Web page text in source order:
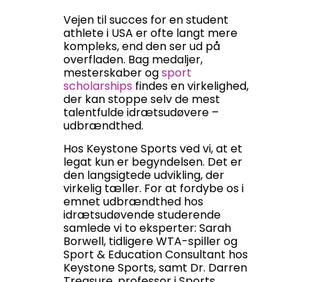
Vejen til succes for en student
athlete i USA er ofte langt mere
kompleks, end den ser ud på
overfladen. Bag medaljer,
mesterskaber ogsport
scholarships findes en virkelighed,
der kan stoppe selv de mest
talentfulde idrætsudøvere –
udbrændthed.
Hos Keystone Sports ved vi, at et
legat kun er begyndelsen. Det er
den langsigtede udvikling, der
virkelig tæller. For at fordybe os i
emnet udbrændthed hos
idrætsudøvende studerende
samlede vi to eksperter: Sarah
Borwell, tidligere WTA-spiller og
Sport & Education Consultant hos
Keystone Sports, samt Dr. Darren